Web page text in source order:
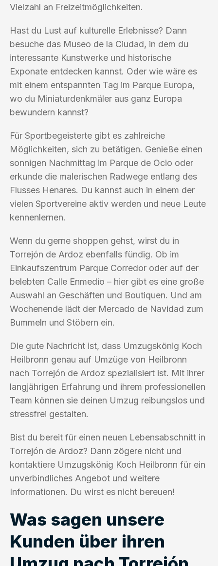
Vielzahl an Freizeitmöglichkeiten.
Hast du Lust auf kulturelle Erlebnisse? Dann
besuche das Museo de la Ciudad, in dem du
interessante Kunstwerke und historische
Exponate entdecken kannst. Oder wie wäre es
mit einem entspannten Tag im Parque Europa,
wo du Miniaturdenkmäler aus ganz Europa
bewundern kannst?
Für Sportbegeisterte gibt es zahlreiche
Möglichkeiten, sich zu betätigen. Genieße einen
sonnigen Nachmittag im Parque de Ocio oder
erkunde die malerischen Radwege entlang des
Flusses Henares. Du kannst auch in einem der
vielen Sportvereine aktiv werden und neue Leute
kennenlernen.
Wenn du gerne shoppen gehst, wirst du in
Torrejón de Ardoz ebenfalls fündig. Ob im
Einkaufszentrum Parque Corredor oder auf der
belebten Calle Enmedio – hier gibt es eine große
Auswahl an Geschäften und Boutiquen. Und am
Wochenende lädt der Mercado de Navidad zum
Bummeln und Stöbern ein.
Die gute Nachricht ist, dass Umzugskönig Koch
Heilbronn genau auf Umzüge von Heilbronn
nach Torrejón de Ardoz spezialisiert ist. Mit ihrer
langjährigen Erfahrung und ihrem professionellen
Team können sie deinen Umzug reibungslos und
stressfrei gestalten.
Bist du bereit für einen neuen Lebensabschnitt in
Torrejón de Ardoz? Dann zögere nicht und
kontaktiere Umzugskönig Koch Heilbronn für ein
unverbindliches Angebot und weitere
Informationen. Du wirst es nicht bereuen!
Was sagen unsere
Kunden über ihren